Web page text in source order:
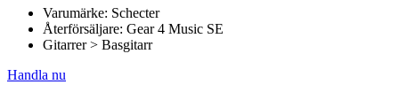
Varumärke: Schecter
Återförsäljare: Gear 4 Music SE
Gitarrer > Basgitarr
Handla nu